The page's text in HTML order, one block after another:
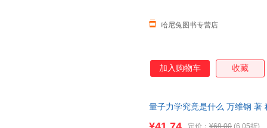
哈尼兔图书专营店
加入购物车 收藏
量子力学究竟是什么 万维钢 著
定价： ¥69.00 (6.05折)